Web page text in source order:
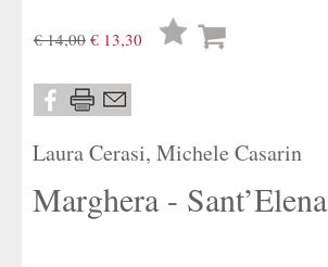
€ 14,00 € 13,30
Lista
Laura Cerasi, Michele Casarin
Marghera - Sant’Elena